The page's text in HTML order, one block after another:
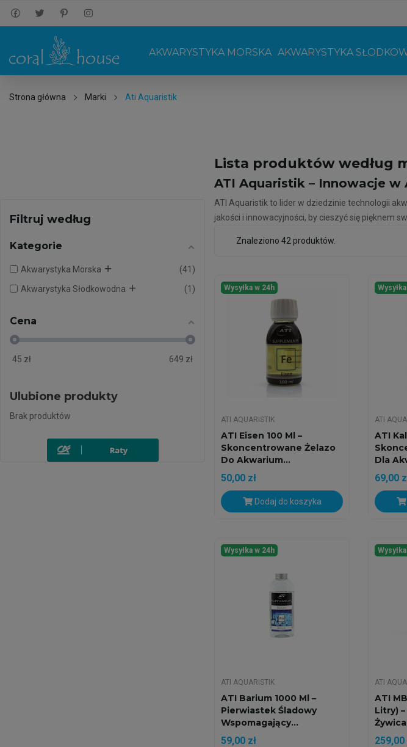
AKWARYSTYKA MORSKA AKWARYSTYKA
Strona główna Marki Ati Aquaristik
Filtruj według
Kategorie
Akwarystyka Morska
41
Akwarystyka Słodkowodna
1
Cena
45 zł 649 zł
Ulubione produkty
Brak produktów
Lista produktów według
ATI Aquaristik – Innowacje w
ATI Aquaristik to lider w dziedzinie technologii
jakości i innowacyjności, by cieszyć się pięknem
Znaleziono 42 produktów.
Wysyłka w 24h
ATI AQUARISTIK
ATI Eisen 100 Ml –
Skoncentrowane Żelazo
Do Akwarium...
50,00 zł
Dodaj do koszyka
ATI
ATI
Dla
69,00
Wysyłka w 24h
ATI AQUARISTIK
ATI Barium 1000 Ml –
Pierwiastek Śladowy
Wspomagający...
59,00 zł
ATI
ATI
Litry)
259,00